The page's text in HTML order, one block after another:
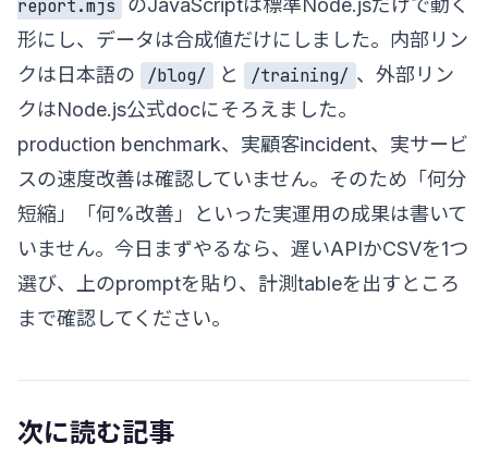
report.mjs
のJavaScriptは標準Node.jsだけで動く
形にし、データは合成値だけにしました。内部リン
クは日本語の
/blog/ と /training/ 、外部リン
クはNode.js公式docにそろえました。
production benchmark、実顧客incident、実サービ
スの速度改善は確認していません。そのため「何分
短縮」「何%改善」といった実運用の成果は書いて
いません。今日まずやるなら、遅いAPIかCSVを1つ
選び、上のpromptを貼り、計測tableを出すところ
まで確認してください。
次に読む記事